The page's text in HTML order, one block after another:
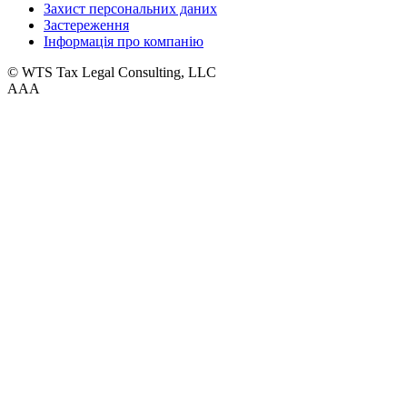
Захист персональних даних
Застереження
Інформація про компанію
© WTS Tax Legal Consulting, LLC
AAA